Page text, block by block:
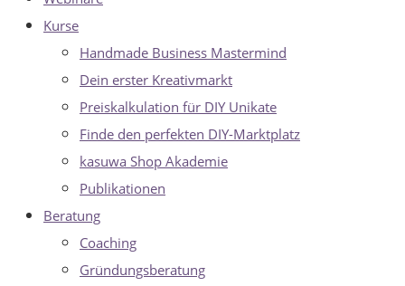
Kurse
Handmade Business Mastermind
Dein erster Kreativmarkt
Preiskalkulation für DIY Unikate
Finde den perfekten DIY-Marktplatz
kasuwa Shop Akademie
Publikationen
Beratung
Coaching
Gründungsberatung